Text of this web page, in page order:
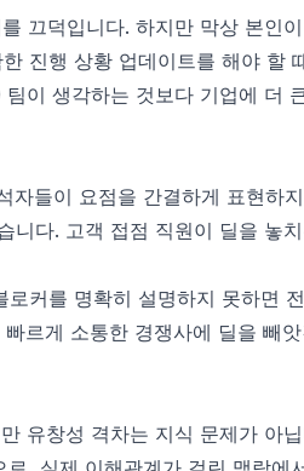
끄덕입니다. 하지만 막상 본인
진행 상황 업데이트를 해야 할
이 생각하는 것보다 기업에 더
자들이 요점을 간결하게 표현하
니다. 고객 접점 직원이 딜을 놓
커를 명확히 설명하지 못하면
르게 소통한 경쟁사에 딜을 빼
유창성 격차는 지식 문제가 아